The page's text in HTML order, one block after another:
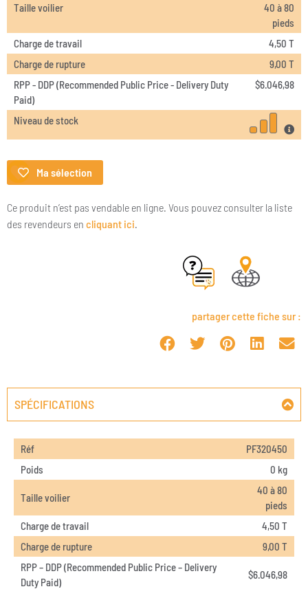
Taille voilier
40 à 80
pieds
Charge de travail
4,50 T
Charge de rupture
9,00 T
RPP - DDP (Recommended Public Price - Delivery Duty
Paid)
$6.046,98
Niveau de stock
Ma sélection
Ce produit n’est pas vendable en ligne. Vous pouvez consulter la liste
des revendeurs en cliquant ici
partager cette fiche sur :
SPÉCIFICATIONS
Réf
PF320450
Poids
0 kg
Taille voilier
40 à 80
pieds
Charge de travail
4,50 T
Charge de rupture
9,00 T
RPP – DDP (Recommended Public Price – Delivery
Duty Paid)
$6.046,98